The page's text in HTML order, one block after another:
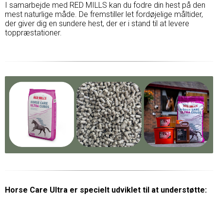
I samarbejde med RED MILLS kan du fodre din hest på den
mest naturlige måde. De fremstiller let fordøjelige måltider,
der giver dig en sundere hest, der er i stand til at levere
toppræstationer.
Horse Care Ultra er specielt udviklet til at understøtte: